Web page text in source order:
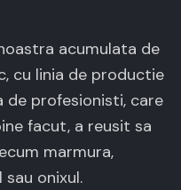
acumulata de
cu linia de productie
de profesionisti, care
facut, a reusit sa
marmura,
onixul.